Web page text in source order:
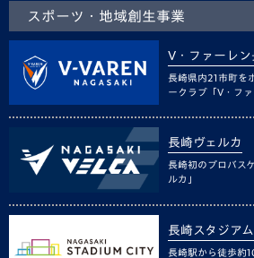
スポーツ・地域創生事業
V・ファーレン
長崎県内21市町を
ークラブ「V・ファ
長崎ヴェルカ
長崎初のプロバス
ルカ」
長崎スタジア
長崎駅から徒歩約